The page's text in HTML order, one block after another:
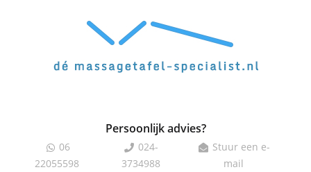
Persoonlijk advies?
 06
22055598
 024-
3734988
 Stuur een e-
mail